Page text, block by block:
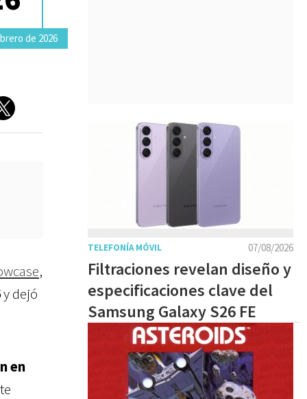
de 2026
,
y dejó
en
07/08/2026
TELEFONÍA MÓVIL
Filtraciones revelan diseño y
especificaciones clave del
Samsung Galaxy S26 FE